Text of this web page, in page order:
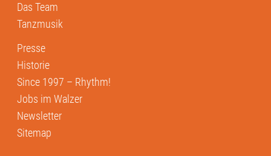
Das Team
Tanzmusik
Presse
Historie
Since 1997 – Rhythm!
Jobs im Walzer
Newsletter
Sitemap